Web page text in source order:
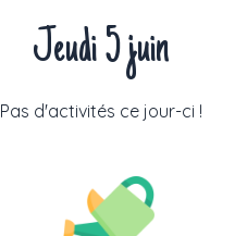
Jeudi 5 juin
Pas d'activités ce jour-ci !